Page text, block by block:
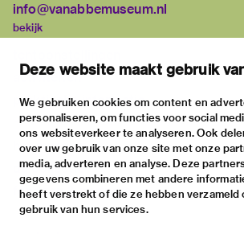
Deze website maakt gebruik
We gebruiken cookies om content en
personaliseren, om functies voor social
ons websiteverkeer te analyseren. Ook
over uw gebruik van onze site met onze
media, adverteren en analyse. Deze
gegevens combineren met andere
heeft verstrekt of die ze hebben verzameld
gebruik van hun services.
info@vanabbemuseum.nl
bekijk
activiteiten
praktische informatie
over
het museum
de collectie
fondsen & partners